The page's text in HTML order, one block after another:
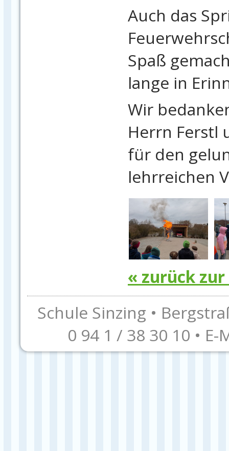
Auch das
Spaß
lange in
Wir
Herrn Ferstl
für den
lehrreichen
« zurück
Schule Sinzing •
0 94 1 / 38 30 10 • E-